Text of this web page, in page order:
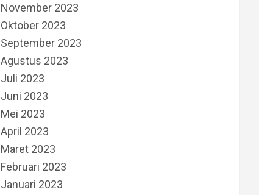
November 2023
Oktober 2023
September 2023
Agustus 2023
Juli 2023
Juni 2023
Mei 2023
April 2023
Maret 2023
Februari 2023
Januari 2023